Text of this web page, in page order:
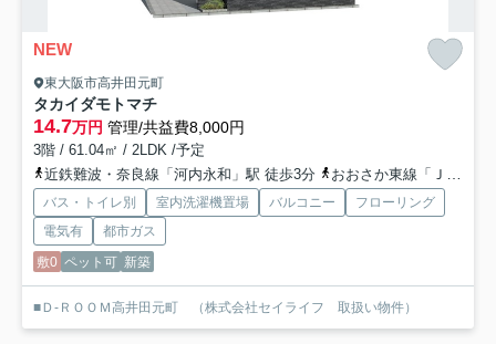
NEW
東大阪市高井田元町
タカイダモトマチ
14.7万円 管理/共益費8,000円
3階 / 61.04㎡ / 2LDK /予定
近鉄難波・奈良線「河内永和」駅 徒歩3分
おおさか東線「ＪＲ河内永和」駅 徒歩4分
バス・トイレ別 室内洗濯機置場 バルコニー
フローリング
電気有
都市ガス
敷0 ペット可 新築
■Ｄ-ＲＯＯＭ高井田元町 （株式会社セイライフ 取扱い物件）